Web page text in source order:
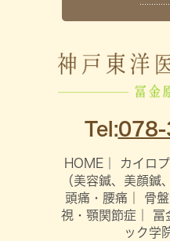
Tel:
HOME カイロ
（美容鍼、美顔鍼
頭痛・腰痛
骨
視・顎関節症
冨
ック学